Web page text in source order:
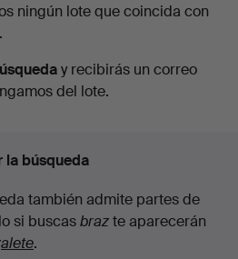
ningún lote que coincida con
y recibirás un correo
del lote.
la búsqueda
también admite partes de
si buscasbrazte aparecerán
alete.